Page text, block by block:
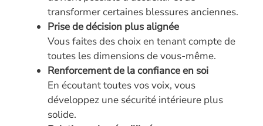
transformer certaines blessures anciennes.
Prise de décision plus alignée
Vous faites des choix en tenant compte de
toutes les dimensions de vous-même.
Renforcement de la confiance en soi
En écoutant toutes vos voix, vous
développez une sécurité intérieure plus
solide.